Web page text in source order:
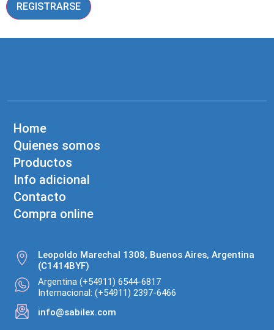
Home
Quienes somos
Productos
Info adicional
Contacto
Compra online
Leopoldo Marechal 1308, Buenos Aires, Argentina
(C1414BYF)
Argentina (+54911) 6544-6817
Internacional: (+54911) 2397-6466
info@sabilex.com